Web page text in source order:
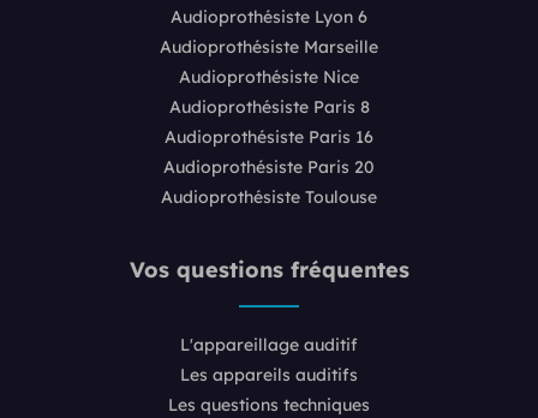
Audioprothésiste Lyon 6
Audioprothésiste Marseille
Audioprothésiste Nice
Audioprothésiste Paris 8
Audioprothésiste Paris 16
Audioprothésiste Paris 20
Audioprothésiste Toulouse
Vos questions fréquentes
L'appareillage auditif
Les appareils auditifs
Les questions techniques